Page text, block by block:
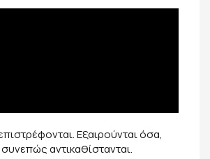
Εξαιρούνται όσα,
αντικαθίστανται.